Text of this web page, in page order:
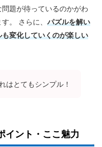
題が待っているのかがわ
。 さらに、 パズルを解い
変化していくのが楽しい
はとてもシンプル！
イント・ここ魅力